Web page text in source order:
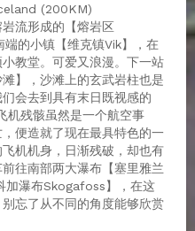
(200KM)
流形成的【熔岩区
的小镇【维克镇Vik】，在
教堂。可爱又浪漫。下一站
】，沙滩上的玄武岩柱也是
会去到具有末日既视感的
机残骸虽然是一个航空事
便造就了现在最具特色的一
机机身，日渐残破，却也有
往南部两大瀑布【塞里雅兰
瀑布Skogafoss】，在这
忘了从不同的角度能够欣赏